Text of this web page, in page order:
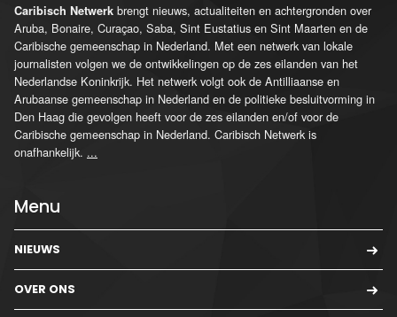
Caribisch Netwerk brengt nieuws, actualiteiten en achtergronden over
Aruba, Bonaire, Curaçao, Saba, Sint Eustatius en Sint Maarten en de
Caribische gemeenschap in Nederland. Met een netwerk van lokale
journalisten volgen we de ontwikkelingen op de zes eilanden van het
Nederlandse Koninkrijk. Het netwerk volgt ook de Antilliaanse en
Arubaanse gemeenschap in Nederland en de politieke besluitvorming in
Den Haag die gevolgen heeft voor de zes eilanden en/of voor de
Caribische gemeenschap in Nederland. Caribisch Netwerk is
onafhankelijk. ...
Menu
NIEUWS
OVER ONS